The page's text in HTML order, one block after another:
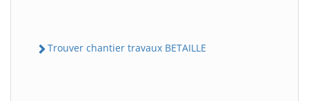
Trouver chantier travaux BETAILLE